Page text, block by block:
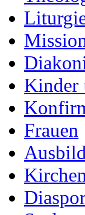
Kinder
Frauen